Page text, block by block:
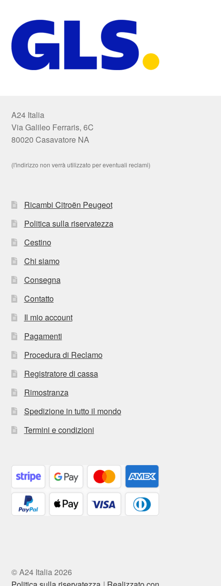
A24 Italia
Via Galileo Ferraris, 6C
80020 Casavatore NA
(l'indirizzo non verrà utilizzato per eventuali reclami)
Ricambi Citroën Peugeot
Politica sulla riservatezza
Cestino
Chi siamo
Consegna
Contatto
Il mio account
Pagamenti
Procedura di Reclamo
Registratore di cassa
Rimostranza
Spedizione in tutto il mondo
Termini e condizioni
© A24 Italia 2026